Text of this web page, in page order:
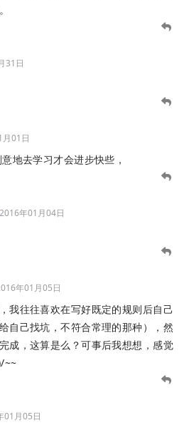
31日
01日
地去学习才会进步快些，
2016年01月04日
年01月05日
我往往喜欢在写好既定的规则后自己
自己找坑，不符合常理的那种），然
成，这算是么？可事后我想想，感觉
~~
01月05日